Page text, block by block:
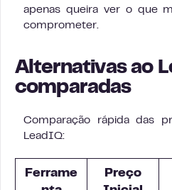
apenas queira ver o que
comprometer.
Alternativas ao
comparadas
Comparação rápida das
LeadIQ:
Ferrame
Preço